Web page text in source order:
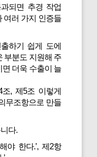
되면 추경 작업
여러 가지 인증들
하기 쉽게 도에
부분도 지원해 주
더욱 수출이 늘
, 제5조 이렇게
무조항으로 만들
다.
야 한다.’, 제2항